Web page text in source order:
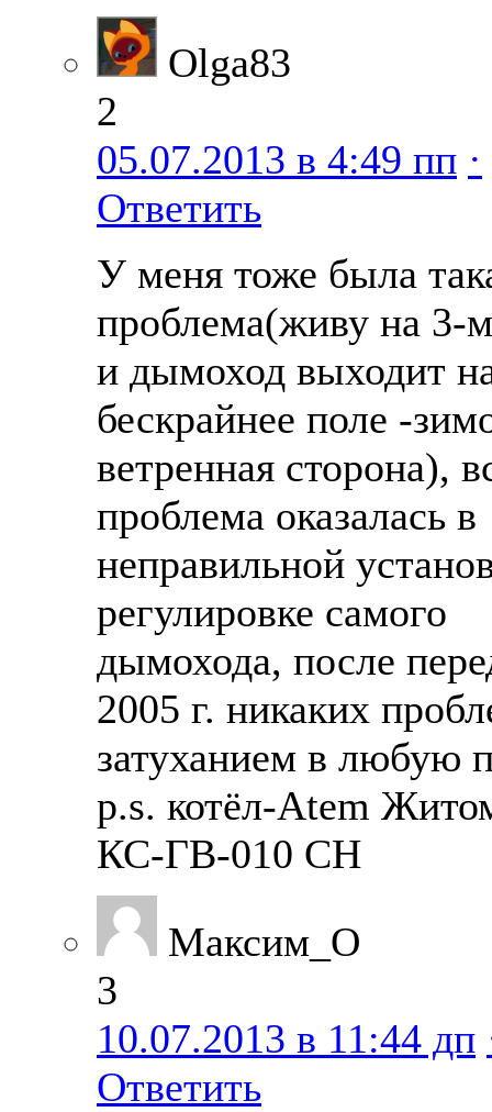
Olga83
2
05.07.2013 в 4:49 пп ·
Ответить
У меня тоже была
проблема(живу на 3-
и дымоход выходит
бескрайнее поле -
ветренная сторона),
проблема оказалась в
неправильной
регулировке самого
дымохода, после
2005 г. никаких
затуханием в любую
p.s. котёл-Atem
КС-ГВ-010 СН
Максим_О
3
10.07.2013 в 11:44 дп
Ответить